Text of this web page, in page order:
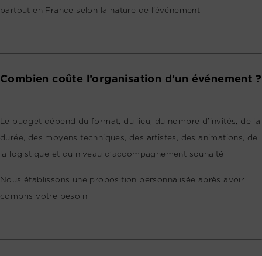
partout en France selon la nature de l’événement.
Combien coûte l’organisation d’un événement ?
Le budget dépend du format, du lieu, du nombre d’invités, de la
durée, des moyens techniques, des artistes, des animations, de
la logistique et du niveau d’accompagnement souhaité.
Nous établissons une proposition personnalisée après avoir
compris votre besoin.